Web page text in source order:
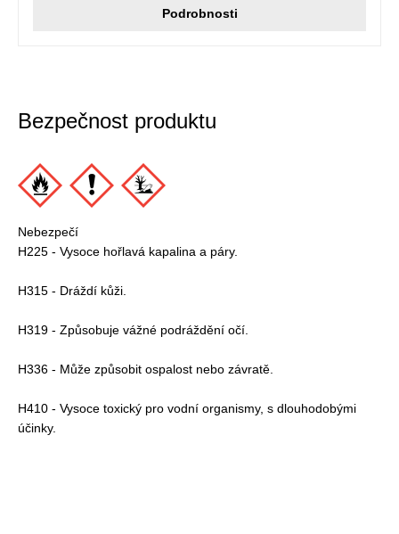
Podrobnosti
Bezpečnost produktu
Nebezpečí
H225 - Vysoce hořlavá kapalina a páry.
H315 - Dráždí kůži.
H319 - Způsobuje vážné podráždění očí.
H336 - Může způsobit ospalost nebo závratě.
H410 - Vysoce toxický pro vodní organismy, s dlouhodobými
účinky.